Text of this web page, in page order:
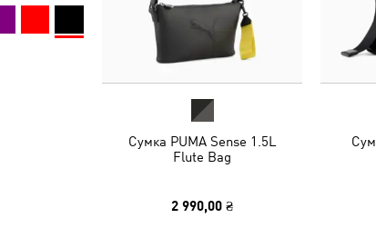
Сумка PUMA Sense 1.5L
Flute Bag
2 990,00 ₴